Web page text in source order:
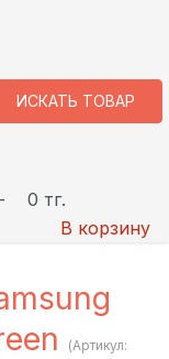
-
0 тг.
В корзину
(Артикул: